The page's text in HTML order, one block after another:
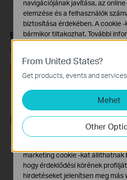
Ez a GY.I.K. hasznos volt?
Véleménye segíti az oldal
Igen Nem
Recommend
From United States?
Get products, events and
Mehet
Other
navigációjának javítása, az
elemzése és a felhasználók
biztosítása érdekében. A cookie
bármikor tiltakozhat. További
Alap Cookie-k
Ezek a cookie -k a webhely
és nem tilthatók le a
Marketing és Elemző Cookie-k
Az elemző cookie -k lehetővé
elemezzük weboldalunkon
javítsuk és módosítsuk
marketing cookie -kat állíthatnak
hogy érdeklődési körének
hirdetéseket jelenítsen meg más